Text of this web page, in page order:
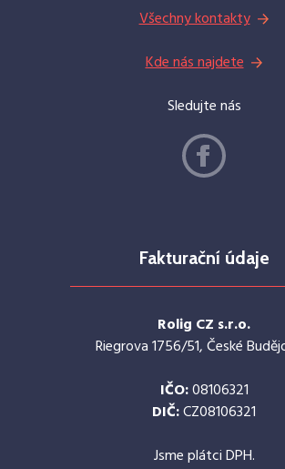
Všechny kontakty
Kde nás najdete
Sledujte nás
Fakturační údaje
Rolig CZ s.r.o.
Riegrova 1756/51, České
IČO:08106321
DIČ:CZ08106321
Jsme plátci DPH.